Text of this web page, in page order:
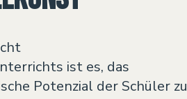
ist es, das
Potenzial der Schüler zu